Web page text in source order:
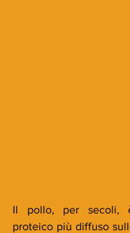
Il pollo, per secoli,
proteico più diffuso